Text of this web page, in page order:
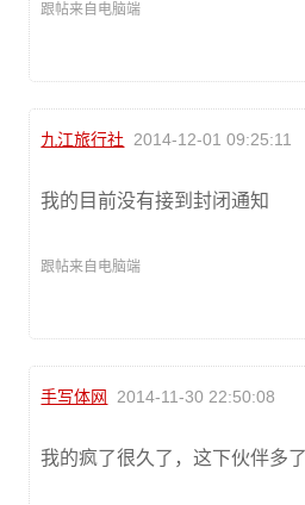
跟帖来自电脑端
九江旅行社 2014-12-01 09:25:11
我的目前没有接到封闭通知
跟帖来自电脑端
手写体网 2014-11-30 22:50:08
我的疯了很久了，这下伙伴多了